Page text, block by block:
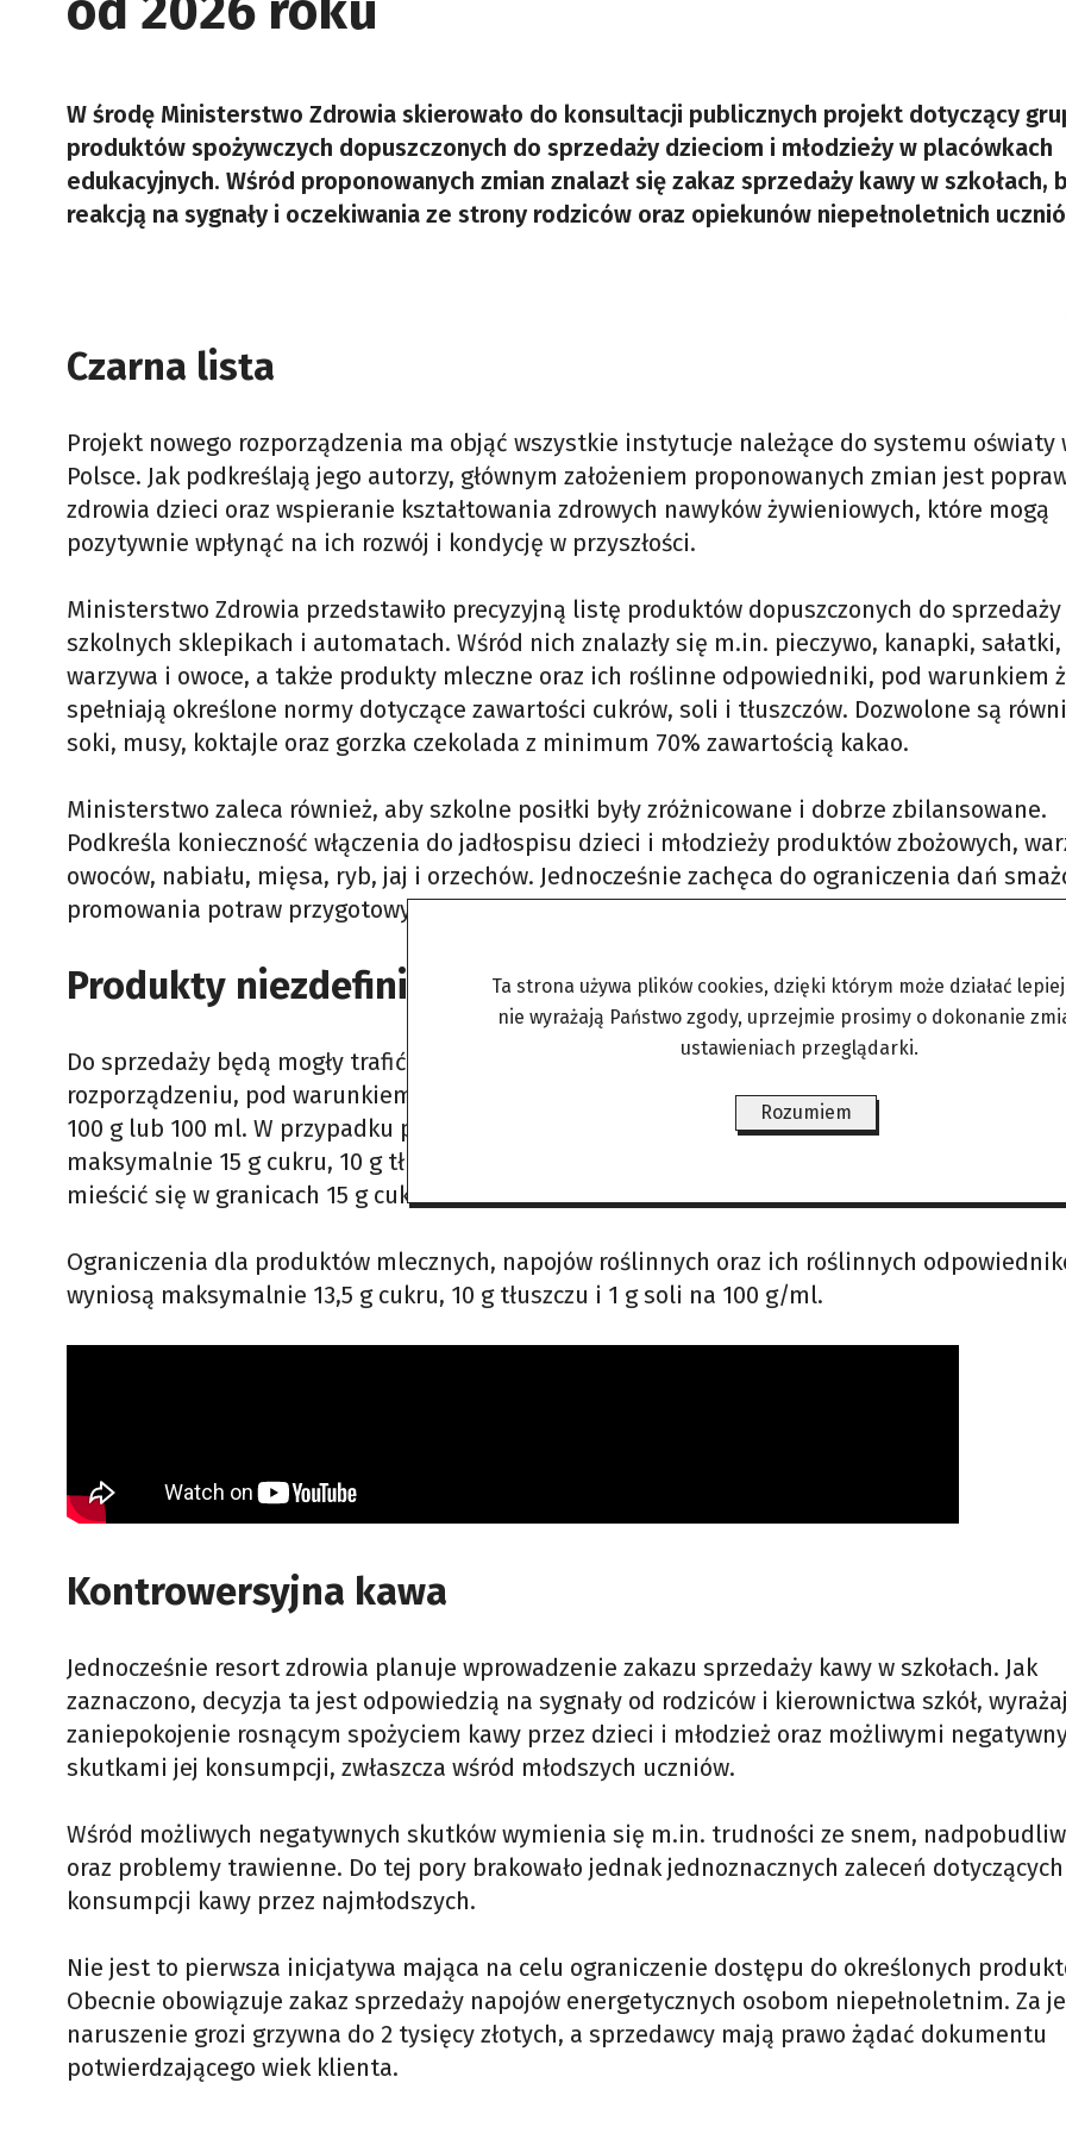
W środę Ministerstwo Zdrowia skierowało do konsultacji publicznych projekt dotyczący
produktów spożywczych dopuszczonych do sprzedaży dzieciom i młodzieży w placówkach
edukacyjnych. Wśród proponowanych zmian znalazł się zakaz sprzedaży kawy w szkołach,
reakcją na sygnały i oczekiwania ze strony rodziców oraz opiekunów niepełnoletnich
Czarna lista
Projekt nowego rozporządzenia ma objąć wszystkie instytucje należące do systemu oświaty
Polsce. Jak podkreślają jego autorzy, głównym założeniem proponowanych zmian jest
zdrowia dzieci oraz wspieranie kształtowania zdrowych nawyków żywieniowych, które mogą
pozytywnie wpłynąć na ich rozwój i kondycję w przyszłości.
Ministerstwo Zdrowia przedstawiło precyzyjną listę produktów dopuszczonych do sprzedaży
szkolnych sklepikach i automatach. Wśród nich znalazły się m.in. pieczywo, kanapki, sałatki,
warzywa i owoce, a także produkty mleczne oraz ich roślinne odpowiedniki, pod warunkiem
spełniają określone normy dotyczące zawartości cukrów, soli i tłuszczów. Dozwolone są
soki, musy, koktajle oraz gorzka czekolada z minimum 70% zawartością kakao.
Ministerstwo zaleca również, aby szkolne posiłki były zróżnicowane i dobrze zbilansowane.
Podkreśla konieczność włączenia do jadłospisu dzieci i młodzieży produktów zbożowych,
owoców, nabiału, mięsa, ryb, jaj i orzechów. Jednocześnie zachęca do ograniczenia dań
promowania potraw przygotowywanych z naturalnych, nieprzetworzonych składników.
Produkty niezdefiniowane
Do sprzedaży będą mogły trafić również inne produkty niewymienione bezpośrednio w
rozporządzeniu, pod warunkiem że ich skład nie przekracza 15 g cukru, 10 g tłuszczu oraz 1 g
100 g lub 100 ml. W przypadku pieczywa cukierniczego i półcukierniczego dopuszczalne
maksymalnie 15 g cukru, 10 g tłuszczu i 1,2 g soli na 100 g. Z kolei produkty zbożowe będą
mieścić się w granicach 15 g cukru, 10 g tłuszczu i 1 g soli na 100 g.
Ograniczenia dla produktów mlecznych, napojów roślinnych oraz ich roślinnych
wyniosą maksymalnie 13,5 g cukru, 10 g tłuszczu i 1 g soli na 100 g/ml.
Kontrowersyjna kawa
Jednocześnie resort zdrowia planuje wprowadzenie zakazu sprzedaży kawy w szkołach. Jak
zaznaczono, decyzja ta jest odpowiedzią na sygnały od rodziców i kierownictwa szkół,
zaniepokojenie rosnącym spożyciem kawy przez dzieci i młodzież oraz możliwymi
skutkami jej konsumpcji, zwłaszcza wśród młodszych uczniów.
Wśród możliwych negatywnych skutków wymienia się m.in. trudności ze snem,
oraz problemy trawienne. Do tej pory brakowało jednak jednoznacznych zaleceń dotyczących
konsumpcji kawy przez najmłodszych.
Nie jest to pierwsza inicjatywa mająca na celu ograniczenie dostępu do określonych
Obecnie obowiązuje zakaz sprzedaży napojów energetycznych osobom niepełnoletnim. Za
naruszenie grozi grzywna do 2 tysięcy złotych, a sprzedawcy mają prawo żądać dokumentu
potwierdzającego wiek klienta.
Ta strona używa plików cookies, dzięki którym może działać
nie wyrażają Państwo zgody, uprzejmie prosimy o dokonanie
ustawieniach przeglądarki.
Rozumiem